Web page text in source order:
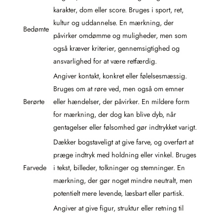
Bedømte
karakter, dom eller score. Bruges i sport, ret,
kultur og uddannelse. En mærkning, der
påvirker omdømme og muligheder, men som
også kræver kriterier, gennemsigtighed og
ansvarlighed for at være retfærdig.
Berørte
Angiver kontakt, konkret eller følelsesmæssig.
Bruges om at røre ved, men også om emner
eller hændelser, der påvirker. En mildere form
for mærkning, der dog kan blive dyb, når
gentagelser eller følsomhed gør indtrykket varigt.
Farvede
Dækker bogstaveligt at give farve, og overført at
præge indtryk med holdning eller vinkel. Bruges
i tekst, billeder, tolkninger og stemninger. En
mærkning, der gør noget mindre neutralt, men
potentielt mere levende, læsbart eller partisk.
Angiver at give figur, struktur eller retning til